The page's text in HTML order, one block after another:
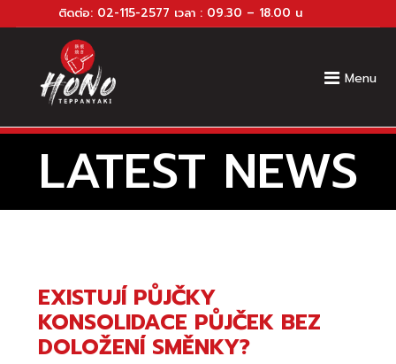
ติดต่อ: 02-115-2577 เวลา : 09.30 – 18.00 น
Menu
LATEST NEWS
EXISTUJÍ PŮJČKY
KONSOLIDACE PŮJČEK BEZ
DOLOŽENÍ SMĚNKY?